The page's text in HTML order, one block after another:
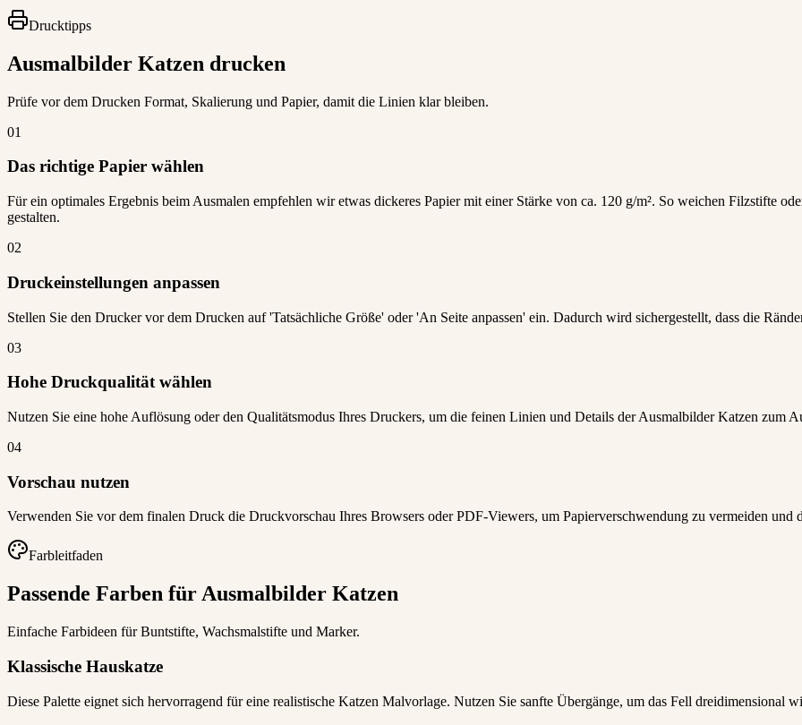
Drucktipps
Ausmalbilder Katzen drucken
Prüfe vor dem Drucken Format, Skalierung und Papier, damit die Linien klar bleiben.
01
Das richtige Papier wählen
Für ein optimales Ergebnis beim Ausmalen empfehlen wir etwas dickeres Papier mit einer Stärke von ca. 120 g/m². So weichen Filzstifte
gestalten.
02
Druckeinstellungen anpassen
Stellen Sie den Drucker vor dem Drucken auf 'Tatsächliche Größe' oder 'An Seite anpassen' ein. Dadurch wird sichergestellt, dass die
03
Hohe Druckqualität wählen
Nutzen Sie eine hohe Auflösung oder den Qualitätsmodus Ihres Druckers, um die feinen Linien und Details der Ausmalbilder Katzen zum
04
Vorschau nutzen
Verwenden Sie vor dem finalen Druck die Druckvorschau Ihres Browsers oder PDF-Viewers, um Papierverschwendung zu vermeiden und
Farbleitfaden
Passende Farben für Ausmalbilder Katzen
Einfache Farbideen für Buntstifte, Wachsmalstifte und Marker.
Klassische Hauskatze
Diese Palette eignet sich hervorragend für eine realistische Katzen Malvorlage. Nutzen Sie sanfte Übergänge, um das Fell dreidimensional